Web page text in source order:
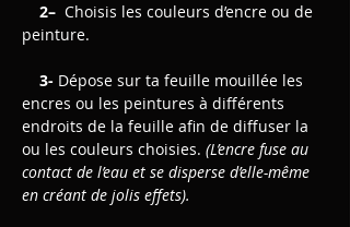
2– Choisis les couleurs d’encre ou de
peinture.
3- Dépose sur ta feuille mouillée les
encres ou les peintures à différents
endroits de la feuille afin de diffuser la
ou les couleurs choisies. (L’encre fuse au
contact de l’eau et se disperse d’elle-même
en créant de jolis effets).